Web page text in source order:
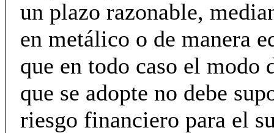
un plazo razonable,
en metálico o de manera
que en todo caso el modo
que se adopte no debe
riesgo financiero para el